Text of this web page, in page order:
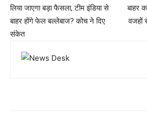
लिया जाएगा बड़ा फैसला, टीम इंडिया से
बाहर होंगे फेल बल्लेबाज? कोच ने दिए
संकेत
बाहर
वजहों